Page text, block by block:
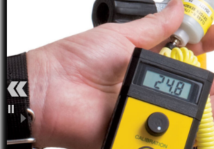
Artiklar
DYK Guiden
Shop
Kontakt
Föregående
Pausa